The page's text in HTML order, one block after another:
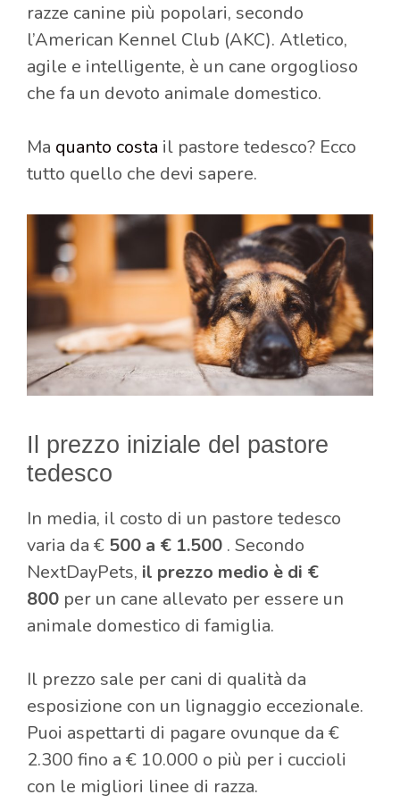
razze canine più popolari, secondo
l’American Kennel Club (AKC). Atletico,
agile e intelligente, è un cane orgoglioso
che fa un devoto animale domestico.
Ma quanto costa il pastore tedesco? Ecco
tutto quello che devi sapere.
Il prezzo iniziale del pastore
tedesco
In media, il costo di un pastore tedesco
varia da € 500 a € 1.500 . Secondo
NextDayPets, il prezzo medio è di €
800 per un cane allevato per essere un
animale domestico di famiglia.
Il prezzo sale per cani di qualità da
esposizione con un lignaggio eccezionale.
Puoi aspettarti di pagare ovunque da €
2.300 fino a € 10.000 o più per i cuccioli
con le migliori linee di razza.